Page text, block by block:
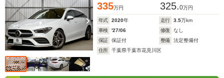
335万円 325.0万円
年式 2020年 走行 3.5万km
車検
'27/06 修復
なし
保証
保証付 整備
法定整備付
住所
千葉県千葉市花見川区